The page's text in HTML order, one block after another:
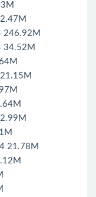
246.92M
34.52M
21.78M